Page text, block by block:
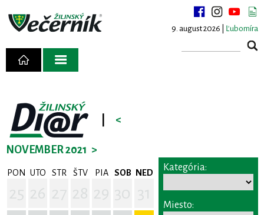
9. august 2026 | Ľubomíra
<
NOVEMBER 2021 >
PON UTO STR ŠTV PIA SOB NED Kategória:
Miesto: